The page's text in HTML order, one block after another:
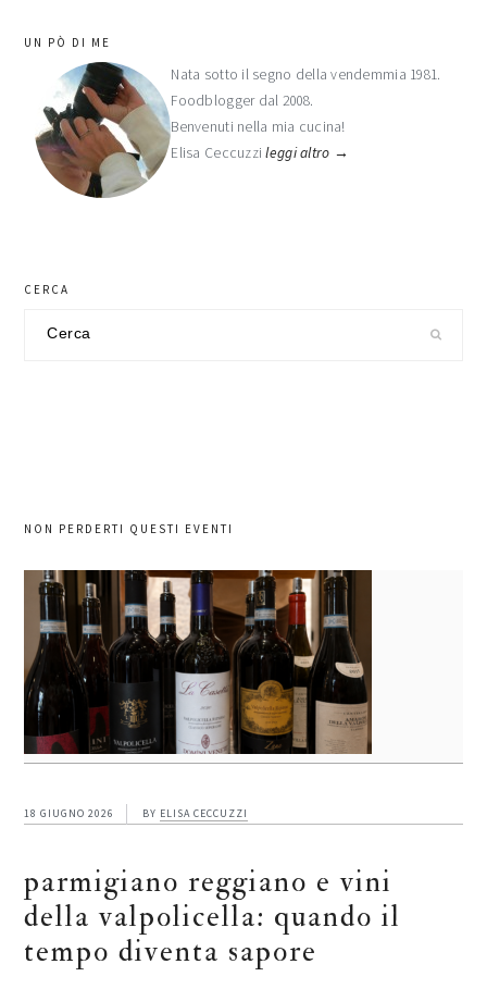
barra
laterale
primaria
UN PÒ DI ME
Nata sotto il segno della vendemmia 1981.
Foodblogger dal 2008.
Benvenuti nella mia cucina!
Elisa Ceccuzzileggi altro →
CERCA
NON PERDERTI QUESTI EVENTI
18 GIUGNO 2026 BY ELISA CECCUZZI
parmigiano reggiano e vini
della valpolicella: quando il
tempo diventa sapore